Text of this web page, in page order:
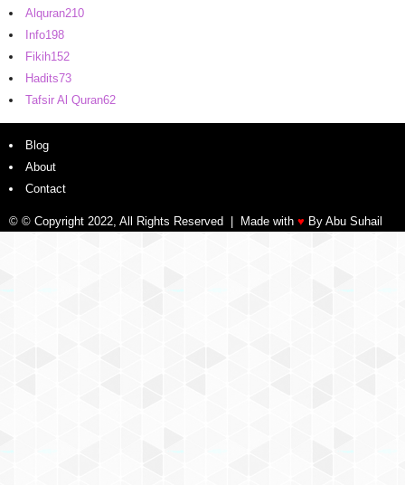
Alquran210
Info198
Fikih152
Hadits73
Tafsir Al Quran62
Blog
About
Contact
© © Copyright 2022, All Rights Reserved | Made with ♥ By Abu Suhail